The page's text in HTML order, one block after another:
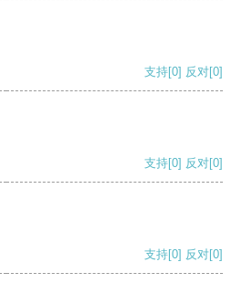
支持[0] 反对[0]
支持[0] 反对[0]
支持[0] 反对[0]